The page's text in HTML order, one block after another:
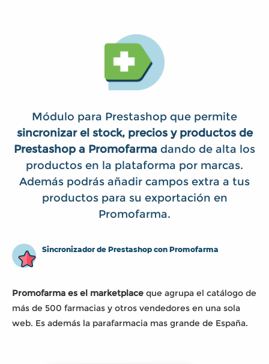
Módulo para Prestashop que permite
sincronizar el stock, precios y productos de
Prestashop a Promofarma dando de alta los
productos en la plataforma por marcas.
Además podrás añadir campos extra a tus
productos para su exportación en
Promofarma.
Sincronizador de Prestashop con Promofarma
Promofarma es el marketplace que agrupa el catálogo de
más de 500 farmacias y otros vendedores en una sola
web. Es además la parafarmacia mas grande de España.